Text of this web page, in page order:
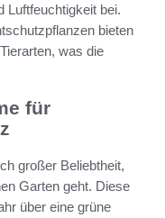
Luftfeuchtigkeit bei.
bieten
was die
für
großer Beliebtheit,
Garten geht. Diese
über eine grüne